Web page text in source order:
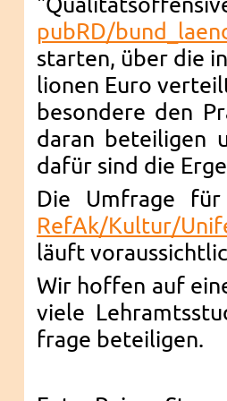
pubRD/​
starten, über die
lio­nen Euro
beson­dere den
daran beteili­gen
dafür sind die
Die Um­frage für
RefAk/​Kultur/​
läuft
Wir hof­fen auf
viele
frage beteili­gen.